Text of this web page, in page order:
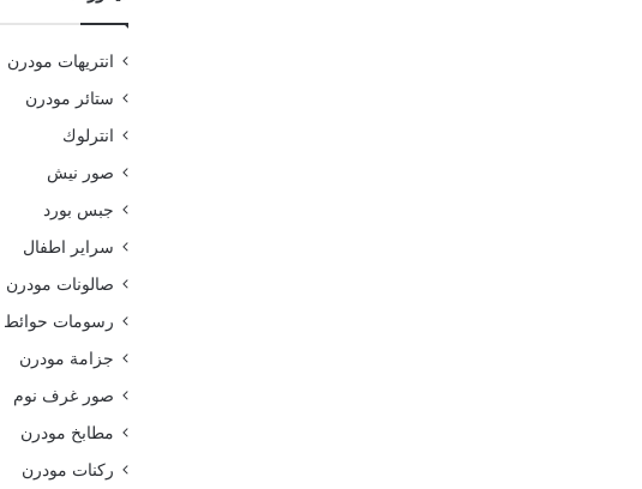
انتريهات مودرن
ستائر مودرن
انترلوك
صور نيش
جبس بورد
سراير اطفال
صالونات مودرن
رسومات حوائط
جزامة مودرن
صور غرف نوم
مطابخ مودرن
ركنات مودرن